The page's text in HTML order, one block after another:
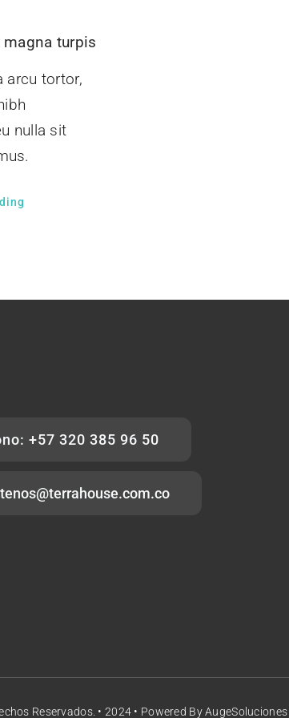
turpis
arcu tortor,
nulla sit
+57 320 385 96 50
Reservados. • 2024 • Powered By AugeSoluciones